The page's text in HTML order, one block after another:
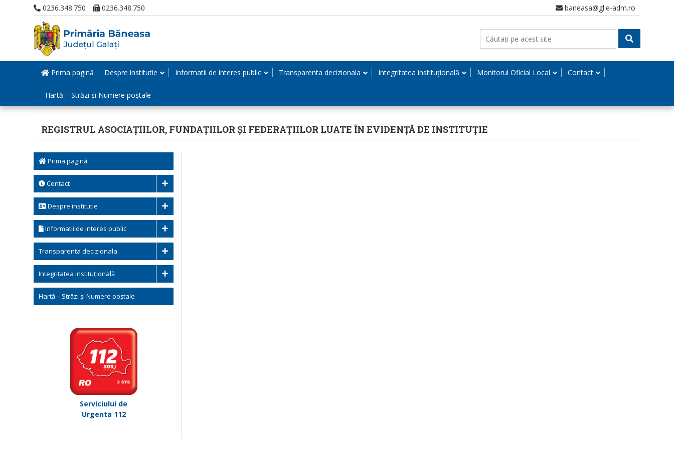
0236.348.750 0236.348.750 baneasa@gl.e-adm.ro
Prima pagină Despre institutie Informatii de interes public Transparenta decizionala Integritatea instituțională Monitorul Oficial Local Contact
Hartă – Străzi și Numere poștale
REGISTRUL ASOCIAȚIILOR, FUNDAȚIILOR ȘI FEDERAȚIILOR LUATE ÎN EVIDENȚĂ DE INSTITUȚIE
Prima pagină
Contact
Despre institutie
Informatii de interes public
Transparenta decizionala
Integritatea instituțională
Hartă – Străzi și Numere poștale
Serviciului de
Urgenta 112